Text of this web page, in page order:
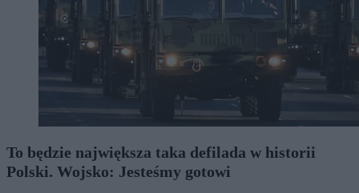
To będzie największa taka defilada w historii
Polski. Wojsko: Jesteśmy gotowi